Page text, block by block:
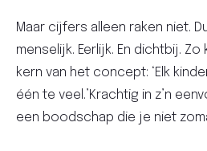
Maar cijfers alleen raken niet.
menselijk. Eerlijk. En dichtbij.
kern van het concept: ‘Elk
één te veel.’Krachtig in z’n
een boodschap die je niet